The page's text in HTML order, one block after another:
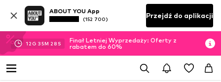
ABOUT YOU App
(152 700) Przejdź do aplikacji
12 G 35M 26 S
Finał Letniej Wyprzedaży: Oferty z
rabatem do 60%